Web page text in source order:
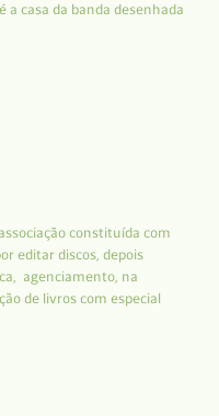
a casa da banda desenhada
constituída com
editar discos, depois
agenciamento, na
de livros com especial